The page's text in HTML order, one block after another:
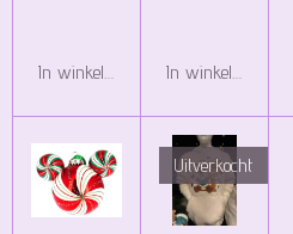
In winkelwagen In winkelwagen
Uitverkocht